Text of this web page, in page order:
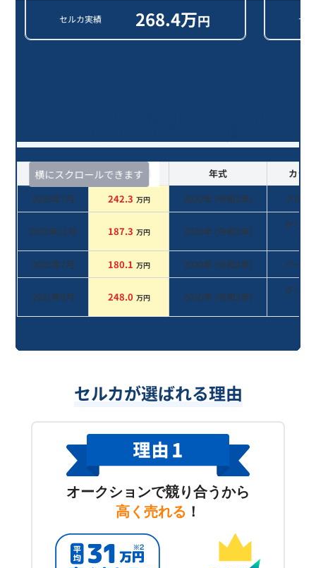
セルカ実績 268.4万円 セ
横にスクロールできます
査定時期 セルカ実績 年式
カラー
2026年7月
242.3 万円 2020年 (令和2年) ブルー
2025年11月 187.3 万円 2020年 (令和2年)
グリー
系
2025年7月
180.1 万円 2020年 (令和2年) パール
2021年9月 248.0 万円 2020年 (令和2年)
グリー
系
セルカが選ばれる理由
オークションで競り合うから
高く売れる ！